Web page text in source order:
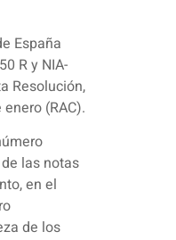
España
R y NIA-
Resolución,
(RAC).
las notas
en el
de los